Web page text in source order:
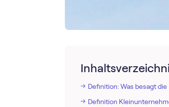
Definition: Was besagt die
Definition